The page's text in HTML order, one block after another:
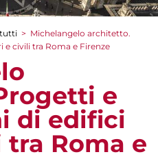
> Michelangelo architetto.
e civili tra Roma e Firenze
e
di edifici
Roma e